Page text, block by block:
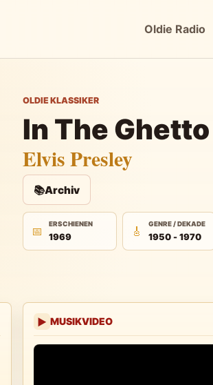
Oldie Radio
OLDIE KLASSIKER
In The Ghetto
Elvis Presley
📚Archiv
📅
ERSCHIENEN
1969 🎸
GENRE / DEKADE
1950 - 1970
▶ MUSIKVIDEO